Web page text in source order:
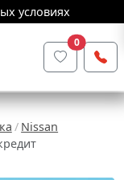
условиях
0
Nissan